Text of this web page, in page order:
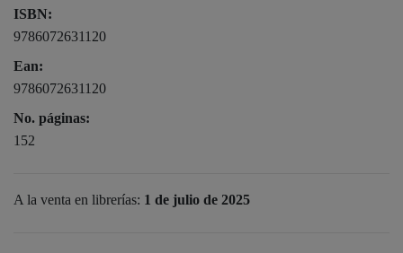
ISBN:
9786072631120
Ean:
9786072631120
No. páginas:
152
A la venta en librerías: 1 de julio de 2025